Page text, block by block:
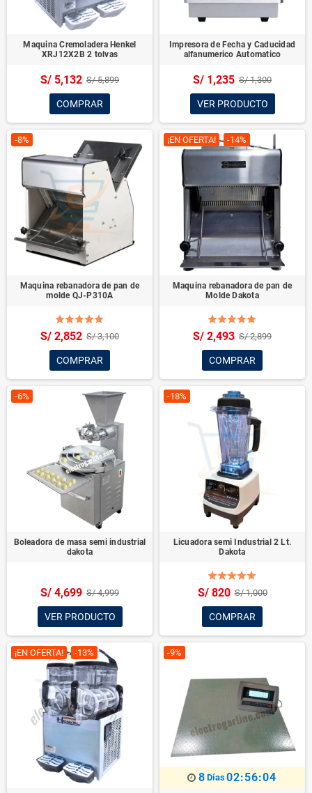
Maquina Cremoladera Henkel
XRJ12X2B 2 tolvas
S/ 5,132 S/ 5,899
COMPRAR
Impresora de Fecha y Caducidad
alfanumerico Automatico
S/ 1,235 S/ 1,300
VER PRODUCTO
-8%
Maquina rebanadora de pan de
molde QJ-P310A
S/ 2,852 S/ 3,100
COMPRAR
¡EN OFERTA! -14%
Maquina rebanadora de pan de
Molde Dakota
S/ 2,493 S/ 2,899
COMPRAR
-6%
Boleadora de masa semi industrial
dakota
S/ 4,699 S/ 4,999
VER PRODUCTO
-18%
Licuadora semi Industrial 2 Lt.
Dakota
S/ 820 S/ 1,000
COMPRAR
¡EN OFERTA! -13% -9%
8 Días02:56:02